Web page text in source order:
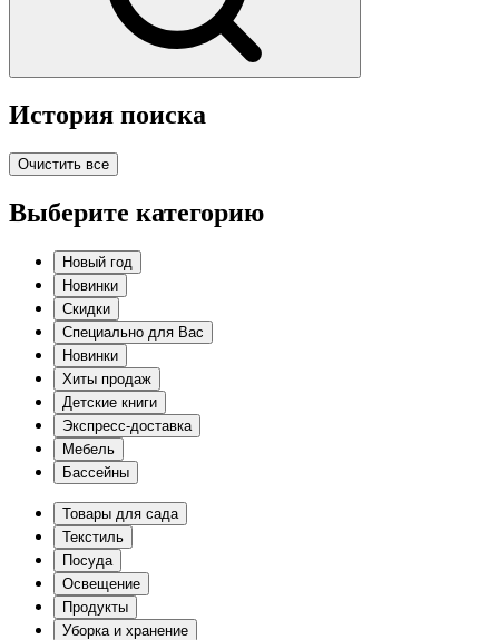
История поиска
Очистить все
Выберите категорию
Новый год
Новинки
Скидки
Специально для Вас
Новинки
Хиты продаж
Детские книги
Экспресс-доставка
Мебель
Бассейны
Товары для сада
Текстиль
Посуда
Освещение
Продукты
Уборка и хранение